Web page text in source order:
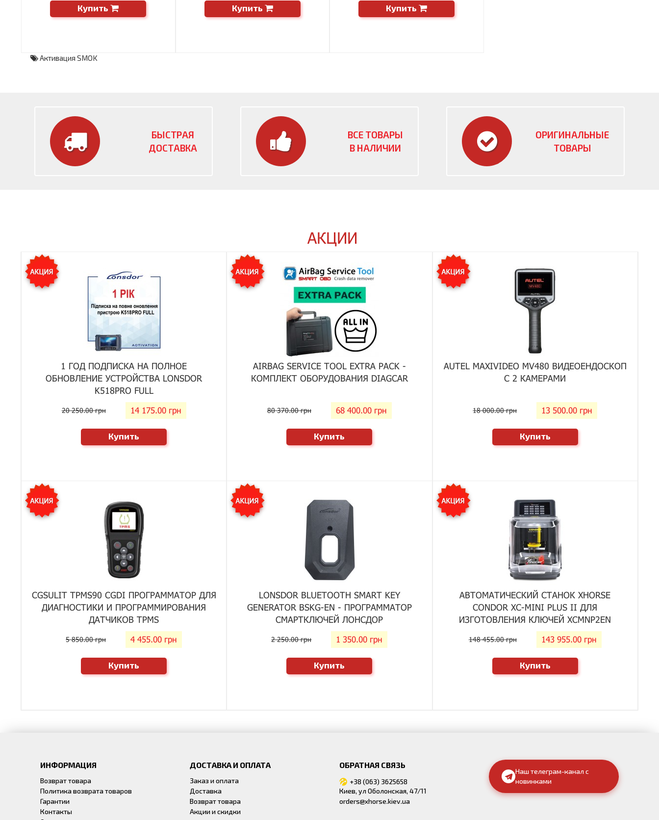
Купить Купить Купить
Активация SMOK
БЫСТРАЯ
ДОСТАВКА
ВСЕ ТОВАРЫ
В НАЛИЧИИ
ОРИГИНАЛЬНЫЕ
ТОВАРЫ
АКЦИИ
1 ГОД ПОДПИСКА НА ПОЛНОЕ
ОБНОВЛЕНИЕ УСТРОЙСТВА LONSDOR
K518PRO FULL
20 250.00 грн 14 175.00 грн
Купить
AIRBAG SERVICE TOOL EXTRA PACK -
КОМПЛЕКТ ОБОРУДОВАНИЯ DIAGCAR
80 370.00 грн 68 400.00 грн
Купить
AUTEL MAXIVIDEO MV480 ВИДЕОЕНДОСКОП
С 2 КАМЕРАМИ
18 000.00 грн 13 500.00 грн
Купить
CGSULIT TPMS90 CGDI ПРОГРАММАТОР ДЛЯ
ДИАГНОСТИКИ И ПРОГРАММИРОВАНИЯ
ДАТЧИКОВ TPMS
5 850.00 грн 4 455.00 грн
Купить
LONSDOR BLUETOOTH SMART KEY
GENERATOR BSKG-EN - ПРОГРАММАТОР
СМАРТКЛЮЧЕЙ ЛОНСДОР
2 250.00 грн 1 350.00 грн
Купить
АВТОМАТИЧЕСКИЙ СТАНОК XHORSE
CONDOR XC-MINI PLUS II ДЛЯ
ИЗГОТОВЛЕНИЯ КЛЮЧЕЙ XCMNP2EN
148 455.00 грн 143 955.00 грн
Купить
ИНФОРМАЦИЯ
Возврат товара
Политика возврата товаров
Гарантии
Контакты
ДОСТАВКА И ОПЛАТА
Заказ и оплата
Доставка
Возврат товара
Акции и скидки
ОБРАТНАЯ СВЯЗЬ
+38 (063) 3625658
Киев, ул Оболонская, 47/11
orders@xhorse.kiev.ua
Наш телеграм-канал с
новинками